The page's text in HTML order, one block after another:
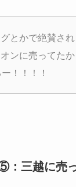
とかで絶賛さ
ンに売ってた
！！！！
：三越に売